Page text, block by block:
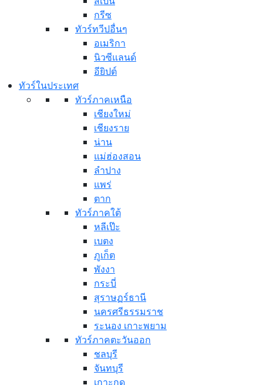
กรีซ
ทัวร์ทวีปอื่นๆ
อเมริกา
นิวซีแลนด์
อียิปต์
ทัวร์ในประเทศ
ทัวร์ภาคเหนือ
เชียงใหม่
เชียงราย
น่าน
แม่ฮ่องสอน
ลำปาง
แพร่
ตาก
ทัวร์ภาคใต้
หลีเป๊ะ
เบตง
ภูเก็ต
พังงา
กระบี่
สุราษฏร์ธานี
นครศรีธรรมราช
ระนอง เกาะพยาม
ทัวร์ภาคตะวันออก
ชลบุรี
จันทบุรี
เกาะกูด